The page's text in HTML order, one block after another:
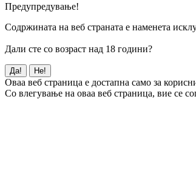
Предупредување!
Содржината на веб страната е наменета
Дали сте со возраст над 18 години?
Да! Не!
Оваа веб страница е достапна само за
Со влегување на оваа веб страница, вие се